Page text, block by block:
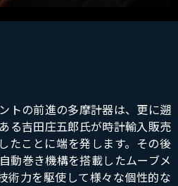
トの前進の多摩計器は、更に遡
る吉田庄五郎氏が時計輸入販売
たことに端を発します。その後
動巻き機構を搭載したムーブメ
術力を駆使して様々な個性的な